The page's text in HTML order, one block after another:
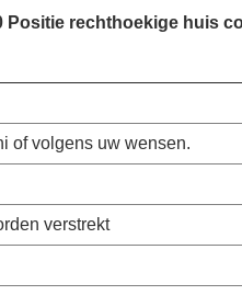
Positie rechthoekige huis
of volgens uw wensen.
verstrekt